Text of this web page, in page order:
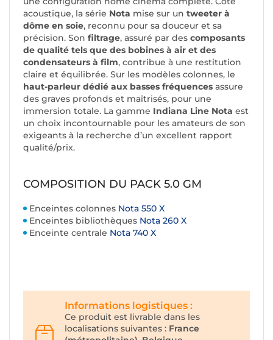
acoustique, la série Nota mise sur un tweeter à
dôme en soie, reconnu pour sa douceur et sa
précision. Son filtrage, assuré par des composants
de qualité tels que des bobines à air et des
condensateurs à film, contribue à une restitution
claire et équilibrée. Sur les modèles colonnes, le
haut-parleur dédié aux basses fréquences assure
des graves profonds et maîtrisés, pour une
immersion totale. La gamme Indiana Line Nota est
un choix incontournable pour les amateurs de son
exigeants à la recherche d’un excellent rapport
qualité/prix.
COMPOSITION DU PACK 5.0 GM
Enceintes colonnes Nota 550 X
Enceintes bibliothèques Nota 260 X
Enceinte centrale Nota 740 X
Informations logistiques :
Ce produit est livrable dans les
localisations suivantes : France